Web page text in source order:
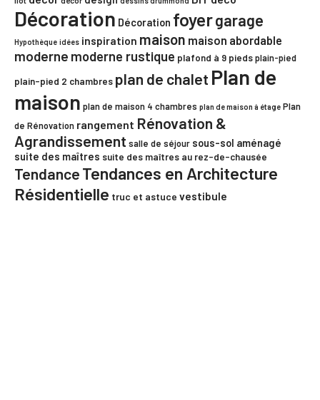
Décoration Décoration foyergarage
Hypothèque idées inspiration maison maison abordable
moderne moderne rustique plafond à 9 piedsplain-pied
plain-pied 2 chambres plan de chalet Plan de
maison plan de maison 4 chambres plan de maison à étage Plan
de Rénovation rangement Rénovation &
Agrandissement salle de séjour sous-sol aménagé
suite des maîtres suite des maîtres au rez-de-chausée
Tendance Tendances en Architecture
Résidentielle truc et astuce vestibule